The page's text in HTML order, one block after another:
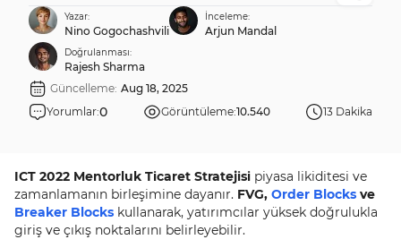
Yazar:
Nino Gogochashvili
İnceleme:
Arjun Mandal
Doğrulanması:
Rajesh Sharma
Güncelleme: Aug 18, 2025
Yorumlar:0 Görüntüleme:10.540 13 Dakika
ICT 2022 Mentorluk Ticaret Stratejisi piyasa likiditesi ve
zamanlamanın birleşimine dayanır. FVG, Order Blocks ve
Breaker Blocks kullanarak, yatırımcılar yüksek doğrulukla
giriş ve çıkış noktalarını belirleyebilir.